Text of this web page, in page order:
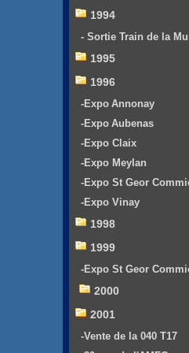
1994
- Sortie Train de la
1995
1996
-Expo Annonay
-Expo Aubenas
-Expo Claix
-Expo Meylan
-Expo St Geor
-Expo Vinay
1998
1999
-Expo St Geor
2000
2001
-Vente de la 040 T17